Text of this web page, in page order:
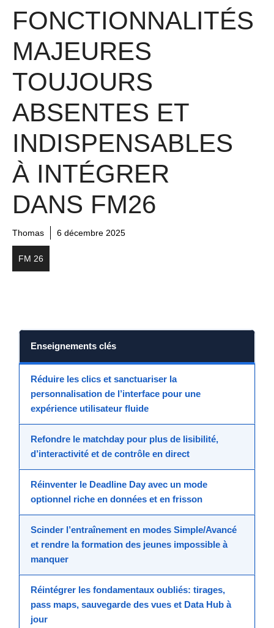
FONCTIONNALITÉS
MAJEURES
TOUJOURS
ABSENTES ET
INDISPENSABLES
À INTÉGRER
DANS FM26
Thomas 6 décembre 2025
FM 26
Enseignements clés
Réduire les clics et sanctuariser la
personnalisation de l’interface pour une
expérience utilisateur fluide
Refondre le matchday pour plus de lisibilité,
d’interactivité et de contrôle en direct
Réinventer le Deadline Day avec un mode
optionnel riche en données et en frisson
Scinder l’entraînement en modes Simple/Avancé
et rendre la formation des jeunes impossible à
manquer
Réintégrer les fondamentaux oubliés: tirages,
pass maps, sauvegarde des vues et Data Hub à
jour